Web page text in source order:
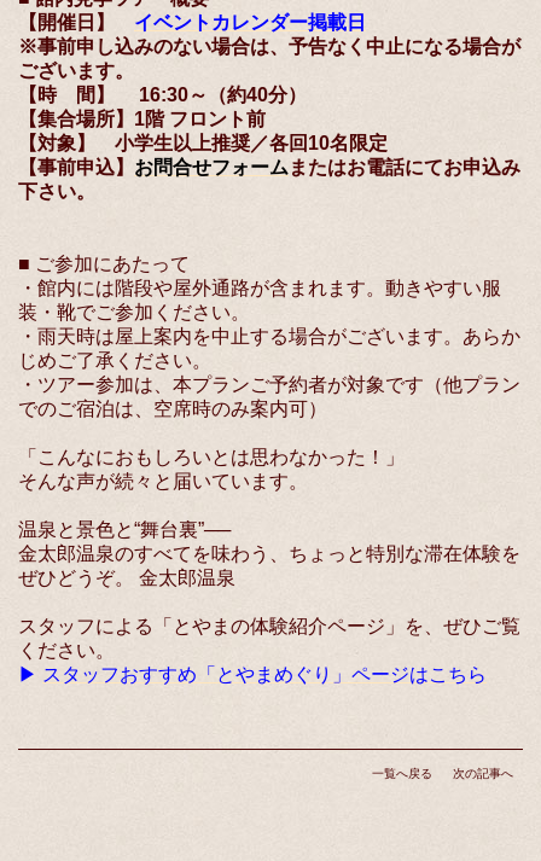
【開催日】 イベントカレンダー掲載日
※事前申し込みのない場合は、予告なく中止になる場合が
ございます。
【時 間】 16:30～（約40分）
【集合場所】1階 フロント前
【対象】 小学生以上推奨／各回10名限定
【事前申込】 お問合せフォーム またはお電話にてお申込み
下さい。
■ ご参加にあたって
・館内には階段や屋外通路が含まれます。動きやすい服
装・靴でご参加ください。
・雨天時は屋上案内を中止する場合がございます。あらか
じめご了承ください。
・ツアー参加は、本プランご予約者が対象です（他プラン
でのご宿泊は、空席時のみ案内可）
「こんなにおもしろいとは思わなかった！」
そんな声が続々と届いています。
温泉と景色と“舞台裏”──
金太郎温泉のすべてを味わう、ちょっと特別な滞在体験を
ぜひどうぞ。 金太郎温泉
スタッフによる「とやまの体験紹介ページ」を、ぜひご覧
ください。
▶ スタッフおすすめ「とやまめぐり」ページはこちら
一覧へ戻る 次の記事へ